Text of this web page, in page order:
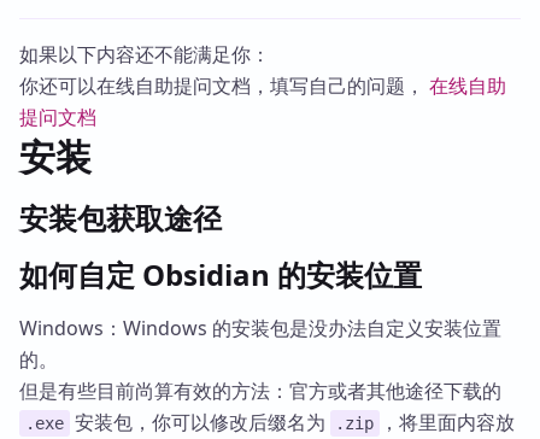
如果以下内容还不能满足你：
你还可以在线自助提问文档，填写自己的问题， 在线自助
提问文档
安装
安装包获取途径
如何自定 Obsidian 的安装位置
Windows：Windows 的安装包是没办法自定义安装位置
的。
但是有些目前尚算有效的方法：官方或者其他途径下载的
.exe 安装包，你可以修改后缀名为 .zip
，将里面内容放